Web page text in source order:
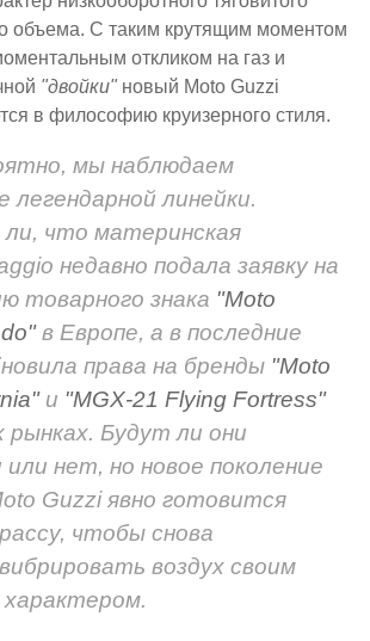
объема. С таким крутящим моментом
откликом на газ и
"двойки" новый Moto Guzzi
в философию круизерного стиля.
мы наблюдаем
легендарной линейки.
ли, что материнская
недавно подала заявку на
товарного знака "Moto
в Европе, а в последние
права на бренды "Moto
и "MGX-21 Flying Fortress"
рынках. Будут ли они
нет, но новое поколение
Guzzi явно готовится
чтобы снова
воздух своим